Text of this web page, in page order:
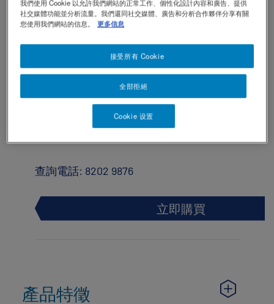
Contact
Contact Us 聯絡我們
ZH
佳膳®纖維營養補充品是均衡配方，提供豐
富膳食纖維及益菌生纖維，有益腸道健
康，或有助改善便秘等問題，更有26種維
他命及礦物質。適合關注腸道健康的人
士、長者或因營養攝取不足需要營養補充
查詢電話: 8202 9876
立即購買
產品特徵
我們使用 Cookie 以允許我們網站的正常工作、個性化設計內容和廣告、提供
社交媒體功能並分析流量。我們還同社交媒體、廣告和分析合作夥伴分享有關
您使用我們網站的信息。
更多信息
全部拒絕
接受所有 Cookie
Cookie 设置